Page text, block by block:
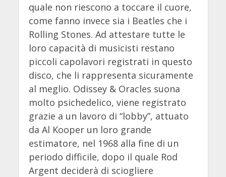
quale non riescono a toccare il cuore,
come fanno invece sia i Beatles che i
Rolling Stones. Ad attestare tutte le
loro capacità di musicisti restano
piccoli capolavori registrati in questo
disco, che li rappresenta sicuramente
al meglio. Odissey & Oracles suona
molto psichedelico, viene registrato
grazie a un lavoro di “lobby”, attuato
da Al Kooper un loro grande
estimatore, nel 1968 alla fine di un
periodo difficile, dopo il quale Rod
Argent deciderà di sciogliere